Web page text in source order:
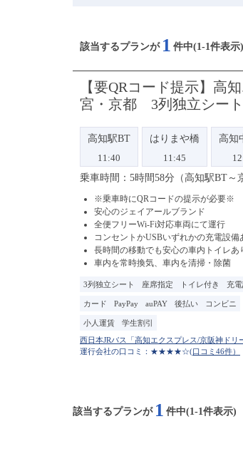
該当するプランが 1 件中(1-1件表示)
【要QRコード提示】
宮・京都 3列独立シー
運行会社の口コミ：★★★★☆(口コミ46件）
高知駅BT
11:40
はりまや橋
11:45
高知
乗車時間：5時間58分（高知駅BT～
3列独立シート 座席指定 トイレ付き 充
※乗車時にQRコードの提示が必要※
安心のジェイアールブランド
全便フリーWi-Fi対応車両にて運行
コンセントかUSBいずれかの充電設備
長時間の移動でも安心の車内トイレあ
車内を常時換気、車内を清掃・除菌
カード PayPay auPAY 後払い コンビニ
小人運賃 学生割引
該当するプランが 1 件中(1-1件表示)